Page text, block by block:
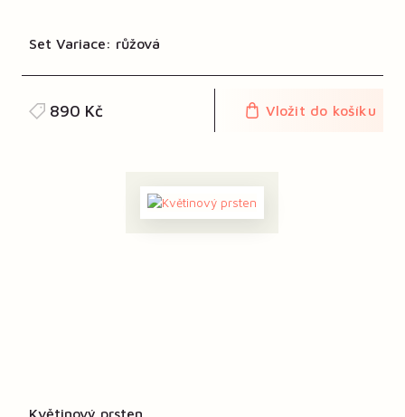
Set Variace: růžová
890 Kč Vložit do košíku
Květinový prsten